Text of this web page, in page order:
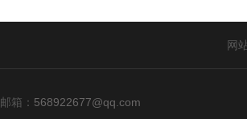
网
邮箱： 568922677@qq.com